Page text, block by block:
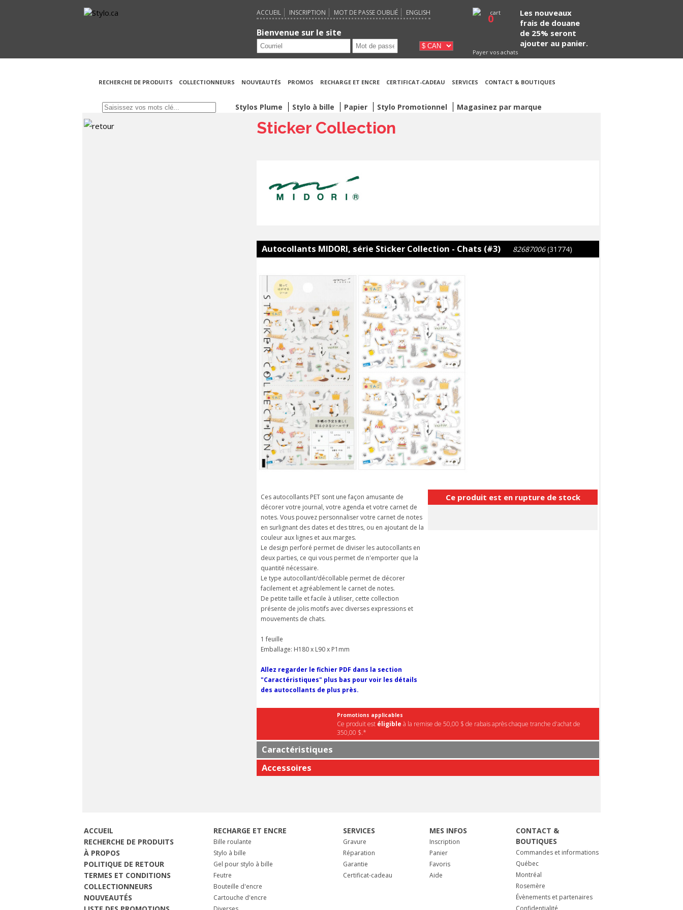
ACCUEIL INSCRIPTION MOT DE PASSE OUBLIÉ ENGLISH
Bienvenue sur le site
Payer vos achats
0
Les nouveaux
frais de douane
de 25% seront
ajouter au panier.
RECHERCHE DE PRODUITS COLLECTIONNEURS NOUVEAUTÉS PROMOS RECHARGE ET ENCRE CERTIFICAT-CADEAU SERVICES CONTACT & BOUTIQUES
Stylos Plume Stylo à bille Papier Stylo Promotionnel Magasinez par marque
Sticker Collection
Autocollants MIDORI, série Sticker Collection - Chats (#3) 82687006 (31774)
Ces autocollants PET sont une façon amusante de
décorer votre journal, votre agenda et votre carnet de
notes. Vous pouvez personnaliser votre carnet de notes
en surlignant des dates et des titres, ou en ajoutant de la
couleur aux lignes et aux marges.
Le design perforé permet de diviser les autocollants en
deux parties, ce qui vous permet de n'emporter que la
quantité nécessaire.
Le type autocollant/décollable permet de décorer
facilement et agréablement le carnet de notes.
De petite taille et facile à utiliser, cette collection
présente de jolis motifs avec diverses expressions et
mouvements de chats.
1 feuille
Emballage: H180 x L90 x P1mm
Allez regarder le fichier PDF dans la section
"Caractéristiques" plus bas pour voir les détails
des autocollants de plus près.
Ce produit est en rupture de stock
Promotions applicables
Ce produit est éligible à la remise de 50,00 $ de rabais après chaque tranche d'achat de
350,00 $.*
Caractéristiques
Accessoires
ACCUEIL
RECHERCHE DE PRODUITS
À PROPOS
POLITIQUE DE RETOUR
TERMES ET CONDITIONS
COLLECTIONNEURS
NOUVEAUTÉS
RECHARGE ET ENCRE
Bille roulante
Stylo à bille
Gel pour stylo à bille
Feutre
Bouteille d'encre
Cartouche d'encre
SERVICES
Gravure
Réparation
Garantie
Certificat-cadeau
MES INFOS
Inscription
Panier
Favoris
Aide
CONTACT &
BOUTIQUES
Commandes et informations
Québec
Montréal
Rosemère
Évènements et partenaires
Confidentialité